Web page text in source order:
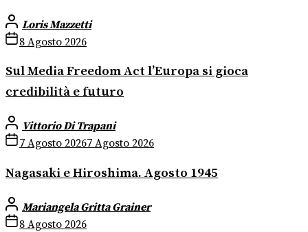
Loris Mazzetti
8 Agosto 2026
Sul Media Freedom Act l’Europa si gioca
credibilità e futuro
Vittorio Di Trapani
7 Agosto 20267 Agosto 2026
Nagasaki e Hiroshima. Agosto 1945
Mariangela Gritta Grainer
8 Agosto 2026